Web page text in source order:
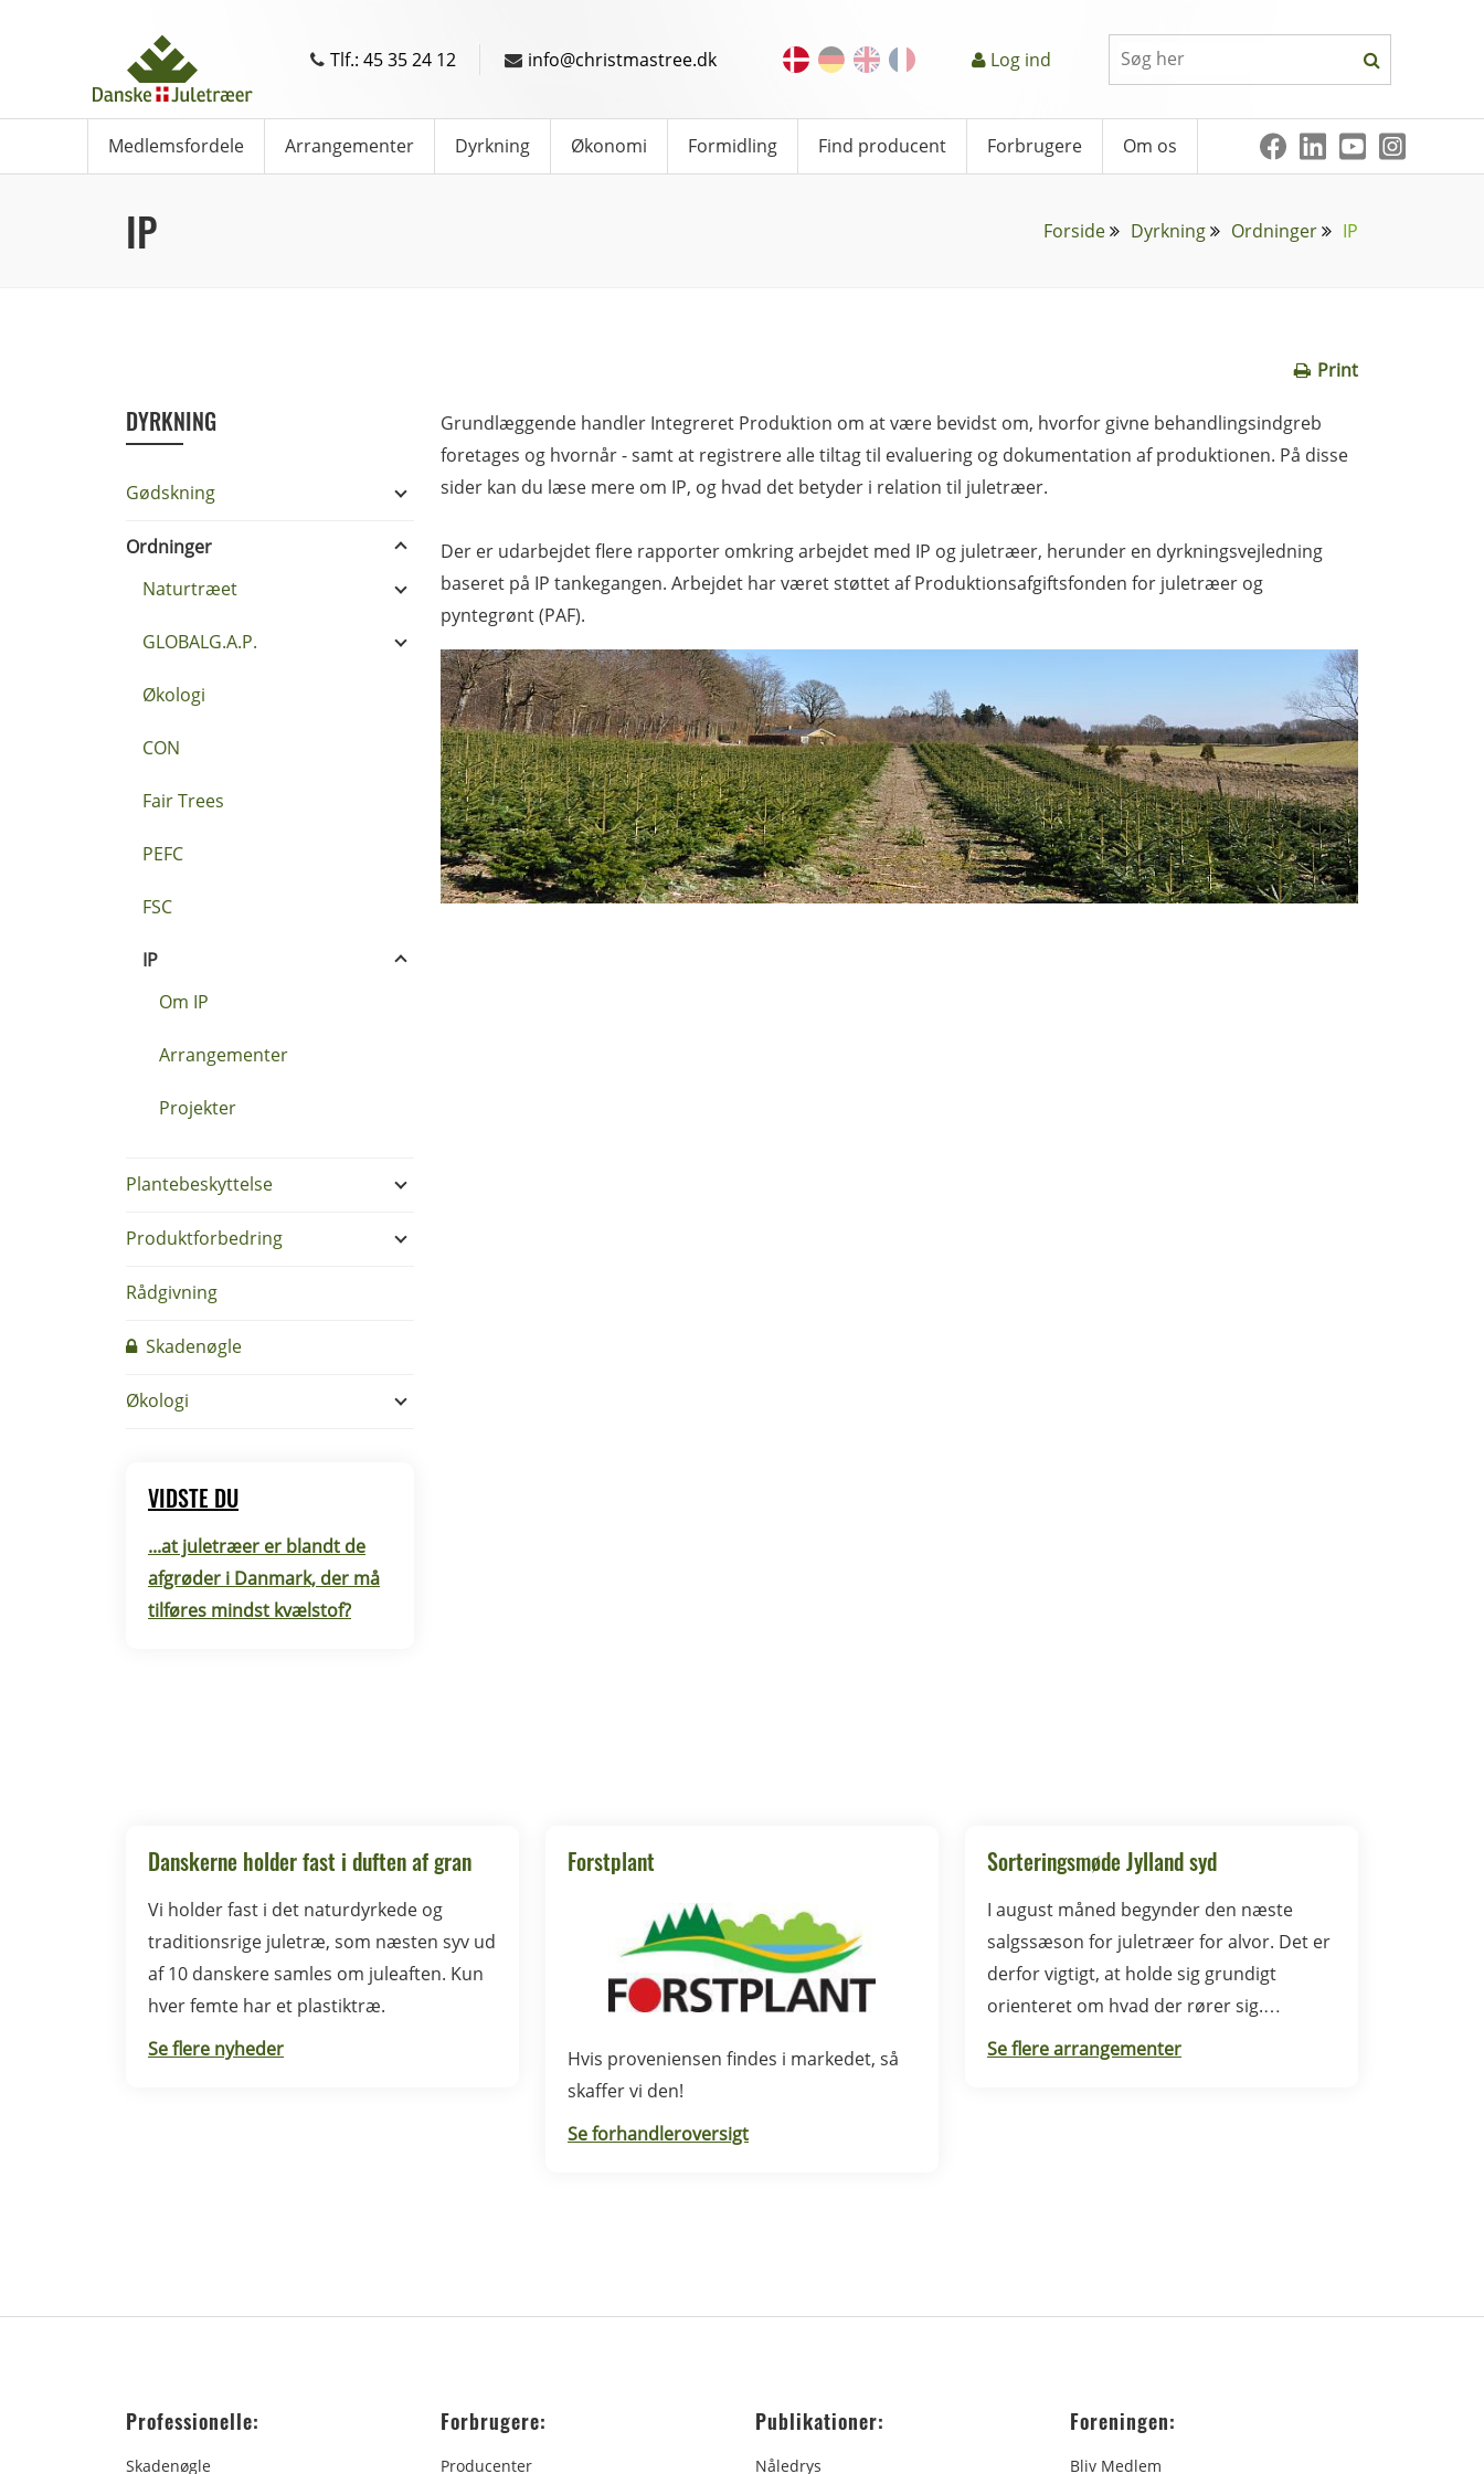
Tlf.: 45 35 24 12 info@christmastree.dk Log ind
Medlemsfordele Arrangementer Dyrkning Økonomi Formidling Find producent Forbrugere Om os
IP Forside Dyrkning Ordninger IP
Print
DYRKNING
Gødskning
Ordninger
Naturtræet
GLOBALG.A.P.
Økologi
CON
Fair Trees
PEFC
FSC
IP
Om IP
Arrangementer
Projekter
Plantebeskyttelse
Produktforbedring
Rådgivning
Skadenøgle
Økologi
VIDSTE DU
...at juletræer er blandt de
afgrøder i Danmark, der må
tilføres mindst kvælstof?
Grundlæggende handler Integreret Produktion om at være bevidst om, hvorfor givne behandlingsindgreb
foretages og hvornår - samt at registrere alle tiltag til evaluering og dokumentation af produktionen. På disse
sider kan du læse mere om IP, og hvad det betyder i relation til juletræer.
Der er udarbejdet flere rapporter omkring arbejdet med IP og juletræer, herunder en dyrkningsvejledning
baseret på IP tankegangen. Arbejdet har været støttet af Produktionsafgiftsfonden for juletræer og
pyntegrønt (PAF).
Danskerne holder fast i duften af gran
Vi holder fast i det naturdyrkede og
traditionsrige juletræ, som næsten syv ud
af 10 danskere samles om juleaften. Kun
hver femte har et plastiktræ.
Se flere nyheder
Forstplant
Hvis proveniensen findes i markedet, så
skaffer vi den!
Se forhandleroversigt
Sorteringsmøde Jylland syd
I august måned begynder den næste
salgssæson for juletræer for alvor. Det er
derfor vigtigt, at holde sig grundigt
orienteret om hvad der rører sig.
Sorteringsmødet i Syddanmark foregår i
Se flere arrangementer
Professionelle:
Skadenøgle
Forbrugere:
Producenter
Publikationer:
Nåledrys
Foreningen:
Bliv Medlem